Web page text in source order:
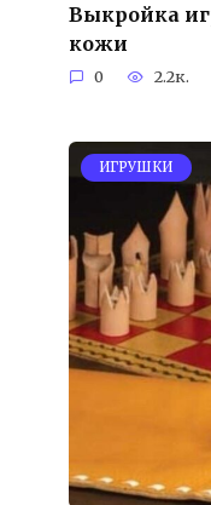
Выкройка
кожи
0 2.2к.
ИГРУШКИ